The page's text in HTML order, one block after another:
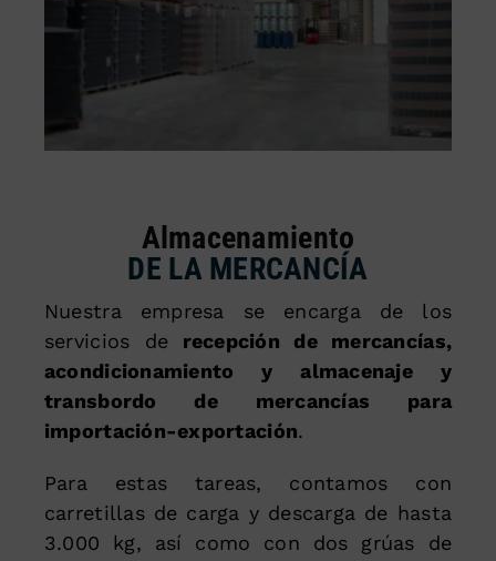
Almacenamiento
DE LA MERCANCÍA
Nuestra empresa se encarga de los
servicios de recepción de mercancías,
acondicionamiento y almacenaje y
transbordo de mercancías para
importación-exportación.
Para estas tareas, contamos con
carretillas de carga y descarga de hasta
3.000 kg, así como con dos grúas de